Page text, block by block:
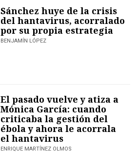
Sánchez huye de la crisis
del hantavirus, acorralado
por su propia estrategia
BENJAMÍN LÓPEZ
El pasado vuelve y atiza a
Mónica García: cuando
criticaba la gestión del
ébola y ahora le acorrala
el hantavirus
ENRIQUE MARTÍNEZ OLMOS